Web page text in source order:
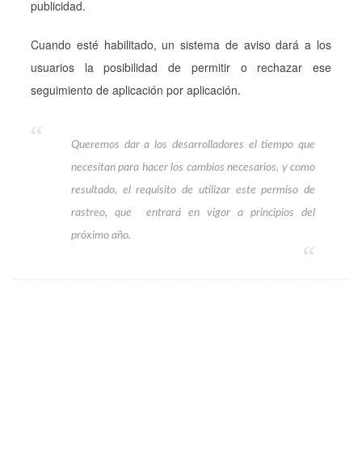
publicidad.
Cuando esté habilitado, un sistema de aviso dará a los
usuarios la posibilidad de permitir o rechazar ese
seguimiento de aplicación por aplicación.
Queremos dar a los desarrolladores el tiempo que
necesitan para hacer los cambios necesarios, y como
resultado, el requisito de utilizar este permiso de
rastreo, que entrará en vigor a principios del
próximo año.